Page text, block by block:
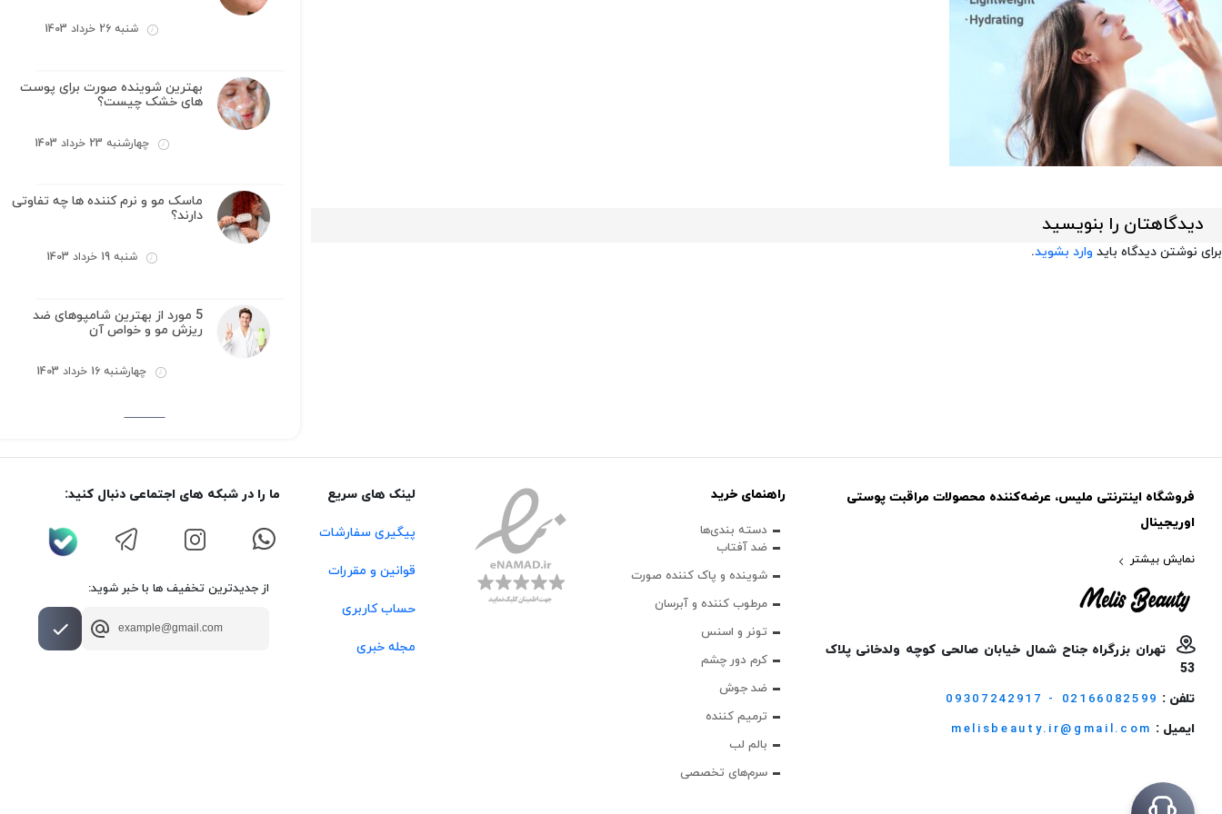
دیدگاهتان را بنویسید
برای نوشتن دیدگاه باید وارد بشوید.
شنبه 26 خرداد 1403
بهترین شوینده صورت برای پوست
های خشک چیست؟
چهارشنبه 23 خرداد 1403
ماسک مو و نرم کننده ها چه تفاوتی
دارند؟
شنبه 19 خرداد 1403
5 مورد از بهترین شامپوهای ضد
ریزش مو و خواص آن
چهارشنبه 16 خرداد 1403
فروشگاه اینترنتی ملیس، عرضه‌کننده محصولات مراقبت پوستی
اوریجینال
نمایش بیشتر
تهران بزرگراه جناح شمال خیابان صالحی کوچه ولدخانی پلاک
53
تلفن : 09307242917 - 02166082599
ایمیل : melisbeauty.ir@gmail.com
راهنمای خرید
دسته بندی‌ها
ضد آفتاب
شوینده و پاک‌ کننده صورت
مرطوب کننده و آبرسان
تونر و اسنس
کرم دور چشم
ضد جوش
ترمیم کننده
بالم لب
سرم‌های تخصصی
لینک های سریع
پیگیری سفارشات
قوانین و مقررات
حساب کاربری
مجله خبری
ما را در شبکه های اجتماعی دنبال کنید:
از جدیدترین تخفیف ها با خبر شوید: